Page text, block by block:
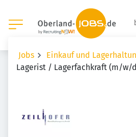
Jobs
Einkauf und
Lagerist / Lagerfachkraft (m/w/